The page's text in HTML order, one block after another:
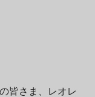
皆さま、レオレ